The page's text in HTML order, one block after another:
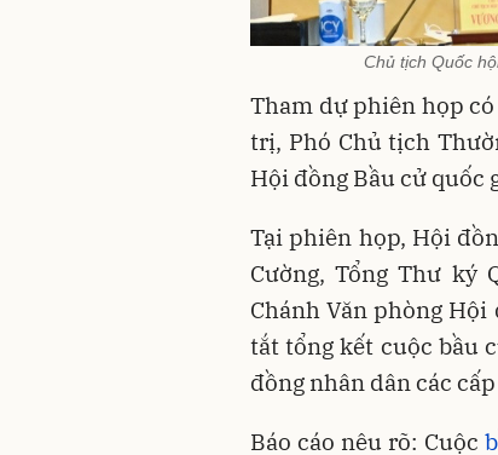
Chủ tịch Quốc
Tham dự phiên họp
trị, Phó Chủ tịch
Hội đồng Bầu cử quốc
Tại phiên họp, Hội
Cường, Tổng Thư ký
Chánh Văn phòng
tắt tổng kết cuộc bầu
đồng nhân dân các
Báo cáo nêu rõ: Cuộc